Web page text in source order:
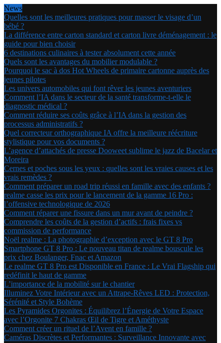
News
Quelles sont les meilleures pratiques pour masser le visage d’un
bébé ?
La différence entre carton standard et carton livre déménagement : le
guide pour bien choisir
6 destinations culinaires à tester absolument cette année
Quels sont les avantages du mobilier modulable ?
Pourquoi le sac à dos Hot Wheels de primaire cartonne auprès des
jeunes pilotes
Les univers automobiles qui font rêver les jeunes aventuriers
Comment l’IA dans le secteur de la santé transforme-t-elle le
diagnostic médical ?
Comment réduire ses coûts grâce à l’IA dans la gestion des
processus administratifs ?
Quel correcteur orthographique IA offre la meilleure réécriture
stylistique pour vos documents ?
L’agence d’attachés de presse Dooweet sublime le jazz de Bacelar et
Moreira
Cernes et poches sous les yeux : quelles sont les vraies causes et les
vrais remèdes ?
Comment préparer un road trip réussi en famille avec des enfants ?
realme casse les prix pour le lancement de la gamme 16 Pro :
l’offensive technologique de 2026
Comment réparer une fissure dans un mur avant de peindre ?
Comprendre les coûts de la gestion d’actifs : frais fixes vs
commission de performance
Noël realme : La photographie d’exception avec le GT 8 Pro
Smartphone GT 8 Pro : Le nouveau titan de realme bouscule les
prix chez Boulanger, Fnac et Amazon
Le realme GT 8 Pro est Disponible en France : Le Vrai Flagship qui
redéfinit le haut de gamme
L’importance de la mobilité sur le chantier
Illuminez Votre Intérieur avec un Attrape-Rêves LED : Protection,
Sérénité et Style Bohème
Les Pyramides Orgonites : Équilibrez l’Énergie de Votre Espace
avec l’Orgonite 7 Chakras Œil de Tigre et Améthyste
Comment créer un rituel de l’Avent en famille ?
Caméras Discrètes et Performantes : Surveillance Innovante avec